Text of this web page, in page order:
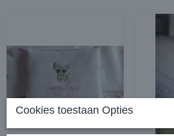
Cookies toestaan Opties